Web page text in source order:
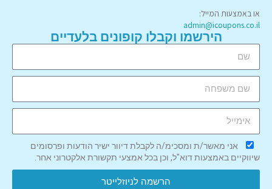
או באמצעות המייל:
admin@icoupons.co.il
הירשמו וקבלו קופונים בלעדיים
אני מאשר/ת ומסכימ/ה לקבלת דיוור ישיר הודעות ופרסומים
שיווקיים באמצעות דוא"ל, וכן בכל אמצעי תקשורת אלקטרוני אחר.
הרשמה לניוזלייטר